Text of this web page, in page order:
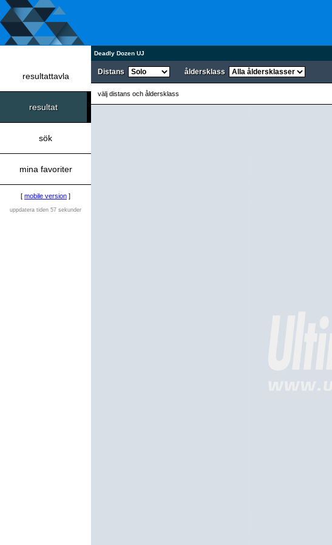
Deadly Dozen UJ
resultattavla
resultat
sök
mina favoriter
[ mobile version ]
uppdatera tiden 57 sekunder
Distans åldersklass
välj distans och åldersklass